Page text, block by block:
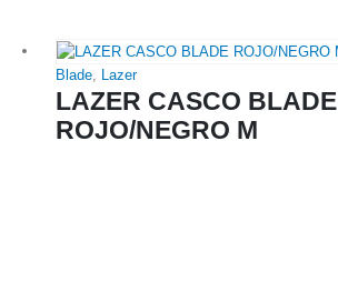
Blade, Lazer
LAZER CASCO BLADE
ROJO/NEGRO M